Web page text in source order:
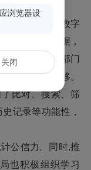
起，我局对接数字
内的工商数据，
便实现接入部门
审查关口前移。
比对、搜索、筛
记录等功能性，
公信力。同时,推
也积极组织学习
浏览器设
关闭